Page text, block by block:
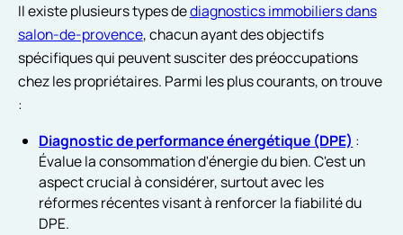
Il existe plusieurs types dediagnostics immobiliers dans
salon-de-provence, chacun ayant des objectifs
spécifiques qui peuvent susciter des préoccupations
chez les propriétaires. Parmi les plus courants, on trouve
:
Diagnostic de performance énergétique (DPE) :
Évalue la consommation d'énergie du bien. C'est un
aspect crucial à considérer, surtout avec les
réformes récentes visant à renforcer la fiabilité du
DPE.